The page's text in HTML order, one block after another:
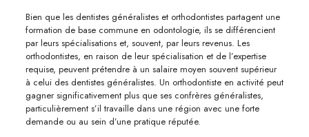
Bien que les dentistes généralistes et orthodontistes partagent une
formation de base commune en odontologie, ils se différencient
par leurs spécialisations et, souvent, par leurs revenus. Les
orthodontistes, en raison de leur spécialisation et de l’expertise
requise, peuvent prétendre à un salaire moyen souvent supérieur
à celui des dentistes généralistes. Un orthodontiste en activité peut
gagner significativement plus que ses confrères généralistes,
particulièrement s’il travaille dans une région avec une forte
demande ou au sein d’une pratique réputée.